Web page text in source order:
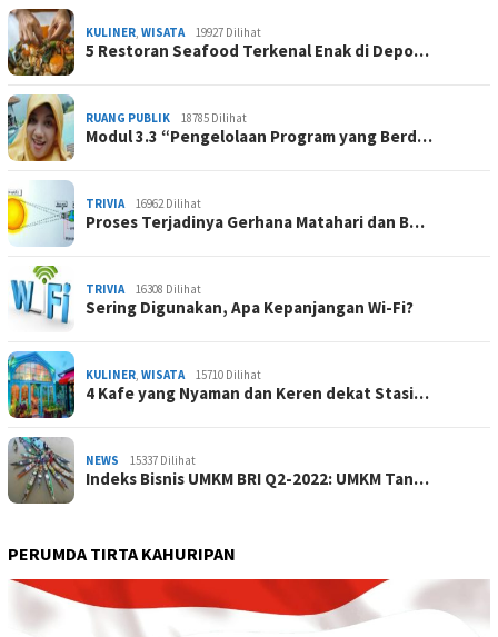
KULINER, WISATA 19927 Dilihat
5 Restoran Seafood Terkenal Enak di Depo…
RUANG PUBLIK 18785 Dilihat
Modul 3.3 “Pengelolaan Program yang Berd…
TRIVIA 16962 Dilihat
Proses Terjadinya Gerhana Matahari dan B…
TRIVIA 16308 Dilihat
Sering Digunakan, Apa Kepanjangan Wi-Fi?
KULINER, WISATA 15710 Dilihat
4 Kafe yang Nyaman dan Keren dekat Stasi…
NEWS 15337 Dilihat
Indeks Bisnis UMKM BRI Q2-2022: UMKM Tan…
PERUMDA TIRTA KAHURIPAN